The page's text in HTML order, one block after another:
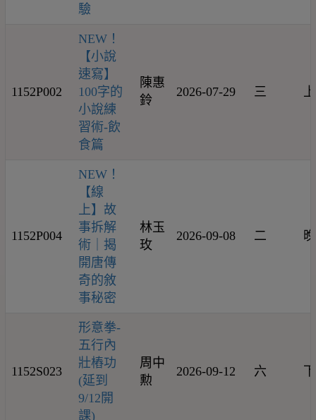
驗
1152P002
NEW！
【小說
速寫】
100字的
小說練
習術-飲
食篇
陳惠
鈴
2026-07-29 三
1152P004
NEW！
【線
上】故
事拆解
術｜揭
開唐傳
奇的敘
事秘密
林玉
玫
2026-09-08 二
1152S023
形意拳-
五行內
壯樁功
(延到
9/12開
課)
周中
勲
2026-09-12 六